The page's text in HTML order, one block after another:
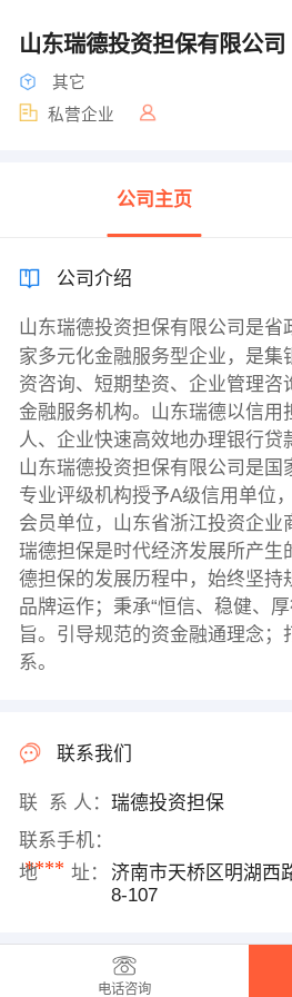
山东瑞德投资担保有限公司
其它
私营企业
公司主页
公司介绍
山东瑞德投资担保有限公司是
家多元化金融服务型企业，是集
资咨询、短期垫资、企业管理咨
金融服务机构。山东瑞德以信用
人、企业快速高效地办理银行贷
山东瑞德投资担保有限公司是国
专业评级机构授予A级信用单位
会员单位，山东省浙江投资企业
瑞德担保是时代经济发展所产生
德担保的发展历程中，始终坚持
品牌运作；秉承“恒信、稳健、
旨。引导规范的资金融通理念；
系。
联系我们
联 系 人： 瑞德投资担保
联系手机：
****
地 址：
济南市天桥区明湖西
8-107
电话咨询